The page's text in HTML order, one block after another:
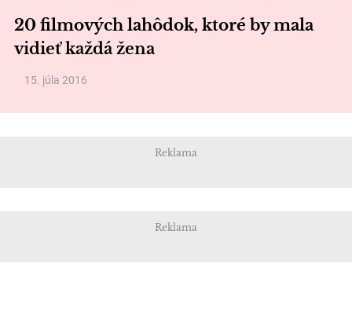
20 filmových lahôdok, ktoré by mala
vidieť každá žena
15. júla 2016
Reklama
Reklama